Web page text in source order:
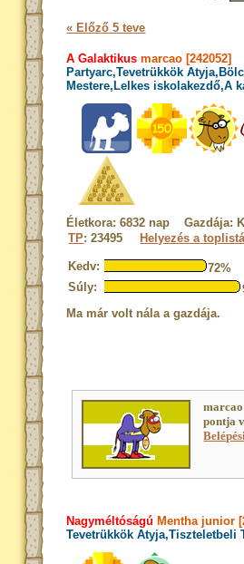
« Előző 5 teve
A Galaktikus marcao [242052]
Partyarc,Tevetrükkök
Mestere,Lelkes iskolakezdő,A
Életkora: 6832 nap Gazdája:
TP: 23495 Helyezés a
Kedv:
72%
Súly:
Ma már volt nála a gazdája.
pontja
Nagyméltóságú Mentha junior
Tevetrükkök Atyja,Tiszteletbeli